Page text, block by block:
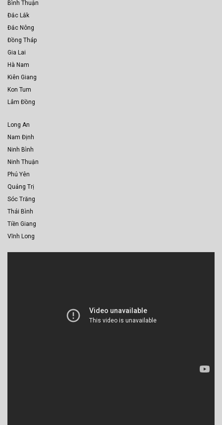
Bình Thuận
Đắc Lắk
Đắc Nông
Đồng Tháp
Gia Lai
Hà Nam
Kiên Giang
Kon Tum
Lâm Đồng
Long An
Nam Định
Ninh Bình
Ninh Thuận
Phú Yên
Quảng Trị
Sóc Trăng
Thái Bình
Tiền Giang
Vĩnh Long